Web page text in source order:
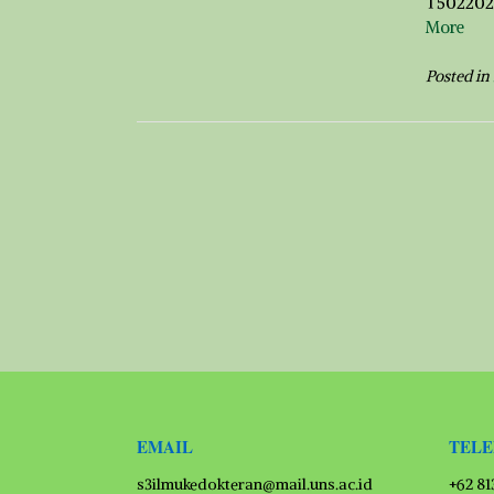
More
Posted in
EMAIL
s3ilmukedokteran@mail.uns.ac.id +62